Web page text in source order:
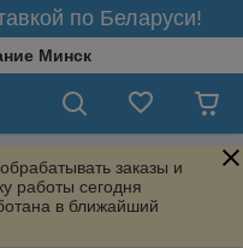
по Беларуси!
Минск
заказы и
работы сегодня
в ближайший